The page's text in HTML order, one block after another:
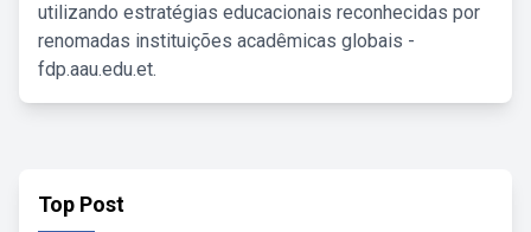
utilizando estratégias educacionais reconhecidas por
renomadas instituições acadêmicas globais -
fdp.aau.edu.et.
Top Post